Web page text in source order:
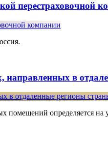
перестраховочной
в
помещений определяется на